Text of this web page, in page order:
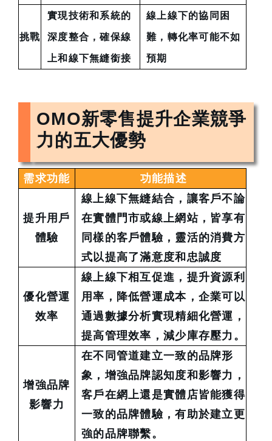
挑戰
實現技術和系統的
深度整合，確保線
上和線下無縫銜接
線上線下的協同困
難，轉化率可能不如
預期
OMO新零售提升企業競爭
力的五大優勢
需求功能 功能描述
提升用戶
體驗
線上線下無縫結合，讓客戶不論
在實體門市或線上網站，皆享有
同樣的客戶體驗，靈活的消費方
式以提高了滿意度和忠誠度
優化營運
效率
線上線下相互促進，提升資源利
用率，降低營運成本，企業可以
通過數據分析實現精細化營運，
提高管理效率，減少庫存壓力。
增強品牌
影響力
在不同管道建立一致的品牌形
象，增強品牌認知度和影響力，
客戶在網上還是實體店皆能獲得
一致的品牌體驗，有助於建立更
強的品牌聯繫。